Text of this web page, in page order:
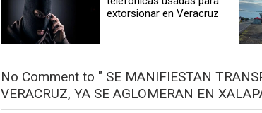
extorsionar en Veracruz
No Comment to " SE MANIFIESTAN
VERACRUZ, YA SE AGLOMERAN EN